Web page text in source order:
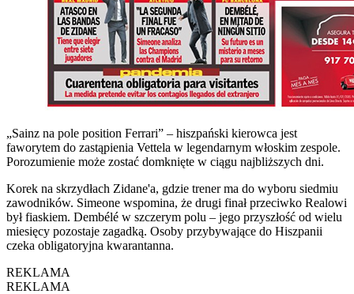
„Sainz na pole position Ferrari” – hiszpański kierowca jest
faworytem do zastąpienia Vettela w legendarnym włoskim zespole.
Porozumienie może zostać domknięte w ciągu najbliższych dni.
Korek na skrzydłach Zidane'a, gdzie trener ma do wyboru siedmiu
zawodników. Simeone wspomina, że drugi finał przeciwko Realowi
był fiaskiem. Dembélé w szczerym polu – jego przyszłość od wielu
miesięcy pozostaje zagadką. Osoby przybywające do Hiszpanii
czeka obligatoryjna kwarantanna.
REKLAMA
REKLAMA